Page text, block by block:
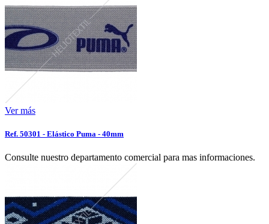
Ver más
Ref. 50301 - Elástico Puma - 40mm
Consulte nuestro departamento comercial para mas informaciones.